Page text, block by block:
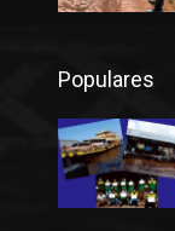
Populares